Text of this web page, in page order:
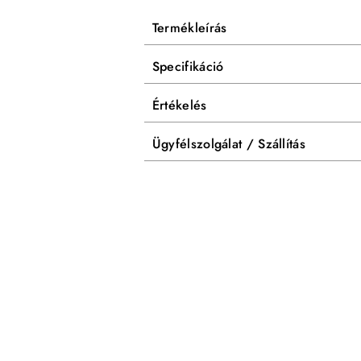
Termékleírás
Specifikáció
Értékelés
Ügyfélszolgálat / Szállítás